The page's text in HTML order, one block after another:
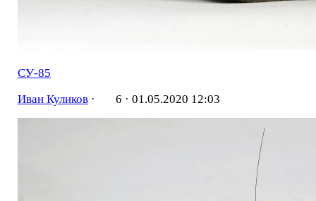
СУ-85
Иван Куликов· 6 · 01.05.2020 12:03